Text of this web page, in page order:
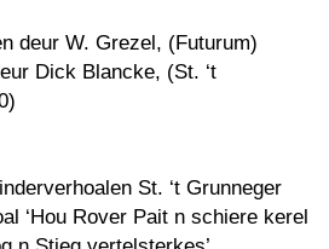
deur W. Grezel, (Futurum)
Dick Blancke, (St. ‘t
St. ‘t Grunneger
‘Hou Rover Pait n schiere kerel